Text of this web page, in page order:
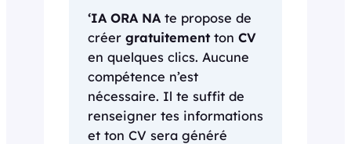
‘IA ORA NA te propose de
créer gratuitementton CV
en quelques clics. Aucune
compétence n’est
nécessaire. Il te suffit de
renseigner tes informations
et ton CV sera généré